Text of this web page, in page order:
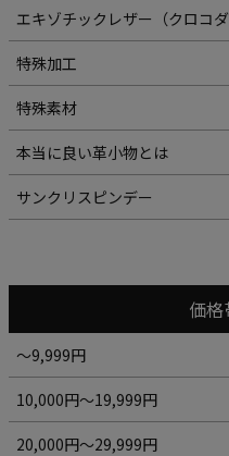
エキゾチックレザー（クロコダ
特殊加工
特殊素材
本当に良い革小物とは
サンクリスピンデー
価
～9,999円
10,000円～19,999円
20,000円～29,999円